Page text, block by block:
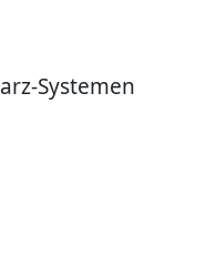
Systemen